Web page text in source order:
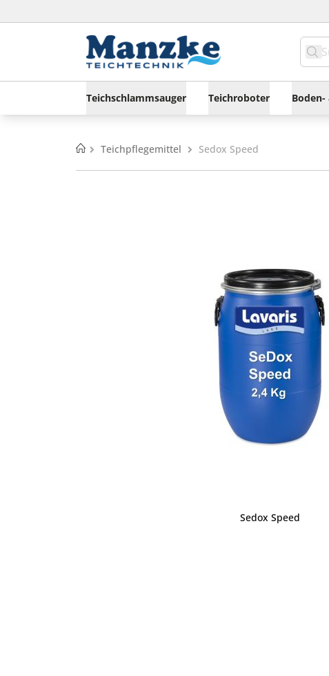
Teichschlammsauger Teichroboter
Home
Teichpflegemittel Sedox Speed
Sedox Speed